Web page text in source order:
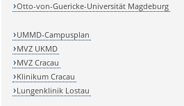
Otto-von-Guericke-Universität Magdeburg
UMMD-Campusplan
MVZ UKMD
MVZ Cracau
Klinikum Cracau
Lungenklinik Lostau